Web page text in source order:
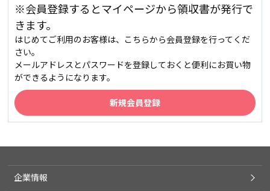
※会員登録するとマイページから領収書が発行で
きます。
はじめてご利用のお客様は、こちらから会員登録を行ってくだ
さい。
メールアドレスとパスワードを登録しておくと便利にお買い物
ができるようになります。
企業情報